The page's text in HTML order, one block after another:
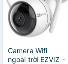
Camera Wifi
ngoài trời EZVIZ -